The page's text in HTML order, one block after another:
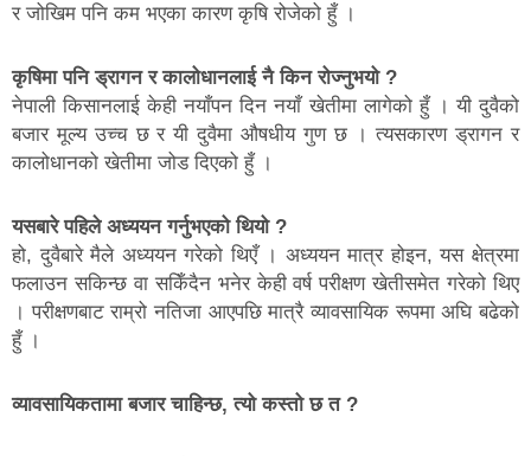
र जोखिम पनि कम भएका कारण कृषि रोजेको हुँ ।
कृषिमा पनि ड्रागन र कालोधानलाई नै किन रोज्नुभयो ?
नेपाली किसानलाई केही नयाँपन दिन नयाँ खेतीमा लागेको हुँ । यी दुवैको
बजार मूल्य उच्च छ र यी दुवैमा औषधीय गुण छ । त्यसकारण ड्रागन र
कालोधानको खेतीमा जोड दिएको हुँ ।
यसबारे पहिले अध्ययन गर्नुभएको थियो ?
हो, दुवैबारे मैले अध्ययन गरेको थिएँ । अध्ययन मात्र होइन, यस क्षेत्रमा
फलाउन सकिन्छ वा सकिँदैन भनेर केही वर्ष परीक्षण खेतीसमेत गरेको थिए
। परीक्षणबाट राम्रो नतिजा आएपछि मात्रै व्यावसायिक रूपमा अघि बढेको
हुँ ।
व्यावसायिकतामा बजार चाहिन्छ, त्यो कस्तो छ त ?